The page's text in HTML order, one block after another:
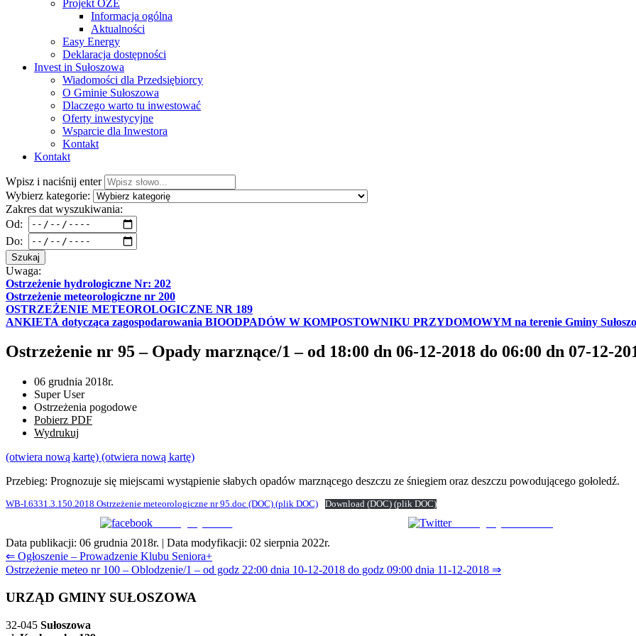
Projekt OZE
Informacja ogólna
Aktualności
Easy Energy
Deklaracja dostępności
Invest in Sułoszowa
Wiadomości dla Przedsiębiorcy
O Gminie Sułoszowa
Dlaczego warto tu inwestować
Oferty inwestycyjne
Wsparcie dla Inwestora
Kontakt
Kontakt
Wpisz i naciśnij enter
Wybierz kategorie:
Zakres dat wyszukiwania:
Od:
Do:
Szukaj
Uwaga:
Ostrzeżenie hydrologiczne Nr: 202
Ostrzeżenie meteorologiczne nr 200
OSTRZEŻENIE METEOROLOGICZNE NR 189
ANKIETA dotycząca zagospodarowania BIOODPADÓW W KOMPOSTOWNIKU PRZYDOMOWYM na terenie Gminy
Ostrzeżenie nr 95 – Opady marznące/1 – od 18:00 dn 06-12-2018 do 06:00 dn 07-12-
06 grudnia 2018r.
Super User
Ostrzeżenia pogodowe
Pobierz PDF
Wydrukuj
(otwiera nową kartę) (otwiera nową kartę)
Przebieg: Prognozuje się miejscami wystąpienie słabych opadów marznącego deszczu ze śniegiem oraz deszczu powodującego gołoledź.
WB-I.6331.3.150.2018 Ostrzeżenie meteorologiczne nr 95.doc (DOC) (plik DOC) Download(DOC)(plik DOC)
Udostępnij na Tweeter
Data publikacji: 06 grudnia 2018r. | Data modyfikacji: 02 sierpnia 2022r.
Nawigacja
wpisu
⇐ Ogłoszenie – Prowadzenie Klubu Seniora+
Ostrzeżenie meteo nr 100 – Oblodzenie/1 – od godz 22:00 dnia 10-12-2018 do godz 09:00 dnia 11-12-2018 ⇒
URZĄD GMINY SUŁOSZOWA
32-045 Sułoszowa